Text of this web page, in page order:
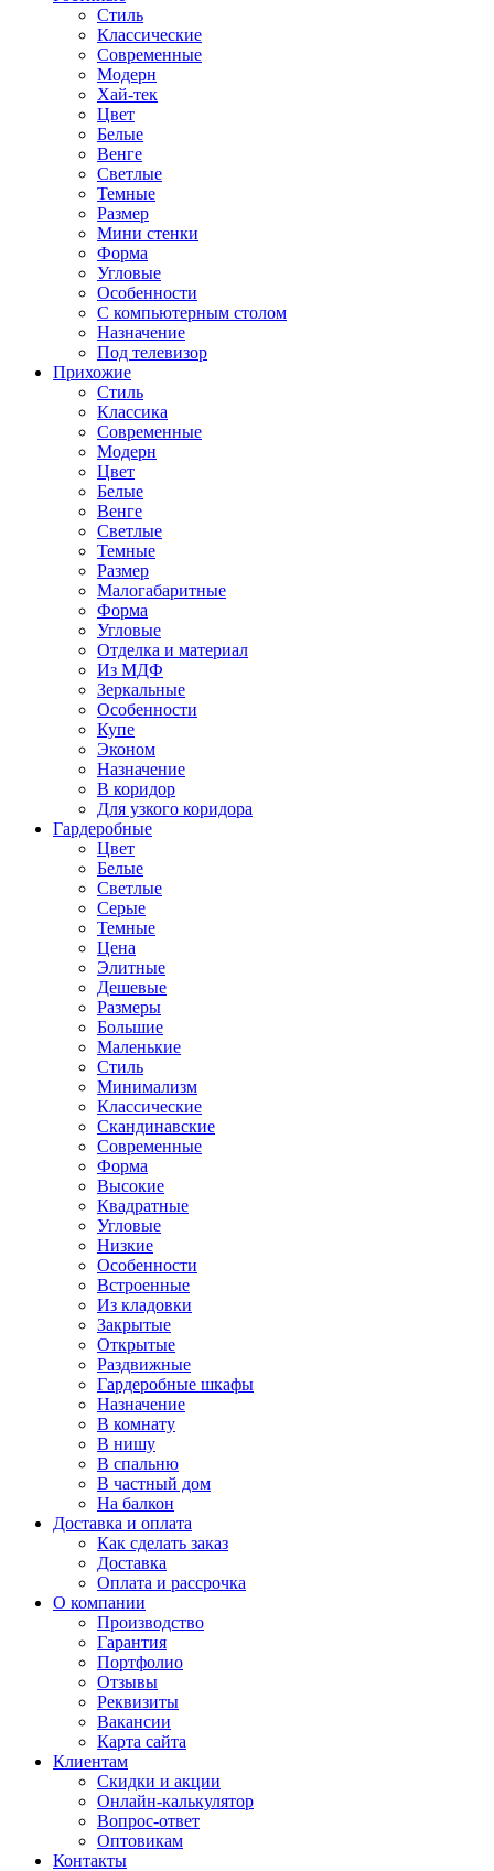
Стиль
Классические
Современные
Модерн
Хай-тек
Цвет
Белые
Венге
Светлые
Темные
Размер
Мини стенки
Форма
Угловые
Особенности
С компьютерным столом
Назначение
Под телевизор
Прихожие
Стиль
Классика
Современные
Модерн
Цвет
Белые
Венге
Светлые
Темные
Размер
Малогабаритные
Форма
Угловые
Отделка и материал
Из МДФ
Зеркальные
Особенности
Купе
Эконом
Назначение
В коридор
Для узкого коридора
Гардеробные
Цвет
Белые
Светлые
Серые
Темные
Цена
Элитные
Дешевые
Размеры
Большие
Маленькие
Стиль
Минимализм
Классические
Скандинавские
Современные
Форма
Высокие
Квадратные
Угловые
Низкие
Особенности
Встроенные
Из кладовки
Закрытые
Открытые
Раздвижные
Гардеробные шкафы
Назначение
В комнату
В нишу
В спальню
В частный дом
На балкон
Доставка и оплата
Как сделать заказ
Доставка
Оплата и рассрочка
О компании
Производство
Гарантия
Портфолио
Отзывы
Реквизиты
Вакансии
Карта сайта
Клиентам
Скидки и акции
Онлайн-калькулятор
Вопрос-ответ
Оптовикам
Контакты